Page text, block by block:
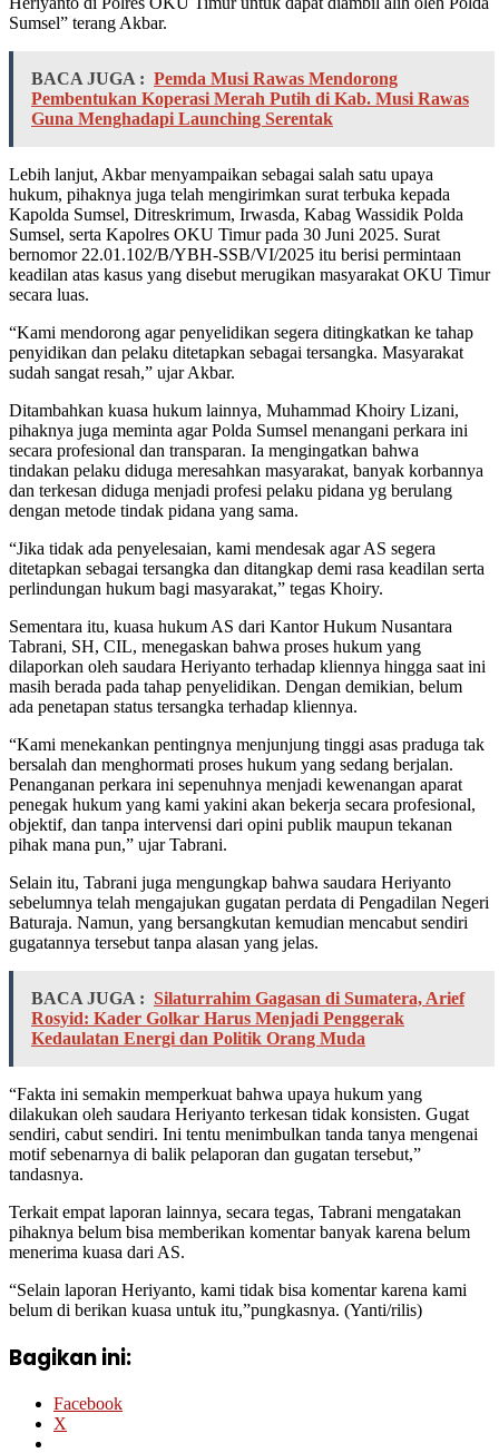
Sumsel” terang Akbar.
BACA JUGA : Pemda Musi Rawas Mendorong
Pembentukan Koperasi Merah Putih di Kab. Musi Rawas
Guna Menghadapi Launching Serentak
Lebih lanjut, Akbar menyampaikan sebagai salah satu upaya
hukum, pihaknya juga telah mengirimkan surat terbuka kepada
Kapolda Sumsel, Ditreskrimum, Irwasda, Kabag Wassidik Polda
Sumsel, serta Kapolres OKU Timur pada 30 Juni 2025. Surat
bernomor 22.01.102/B/YBH-SSB/VI/2025 itu berisi permintaan
keadilan atas kasus yang disebut merugikan masyarakat OKU Timur
secara luas.
“Kami mendorong agar penyelidikan segera ditingkatkan ke tahap
penyidikan dan pelaku ditetapkan sebagai tersangka. Masyarakat
sudah sangat resah,” ujar Akbar.
Ditambahkan kuasa hukum lainnya, Muhammad Khoiry Lizani,
pihaknya juga meminta agar Polda Sumsel menangani perkara ini
secara profesional dan transparan. Ia mengingatkan bahwa
tindakan pelaku diduga meresahkan masyarakat, banyak korbannya
dan terkesan diduga menjadi profesi pelaku pidana yg berulang
dengan metode tindak pidana yang sama.
“Jika tidak ada penyelesaian, kami mendesak agar AS segera
ditetapkan sebagai tersangka dan ditangkap demi rasa keadilan serta
perlindungan hukum bagi masyarakat,” tegas Khoiry.
Sementara itu, kuasa hukum AS dari Kantor Hukum Nusantara
Tabrani, SH, CIL, menegaskan bahwa proses hukum yang
dilaporkan oleh saudara Heriyanto terhadap kliennya hingga saat ini
masih berada pada tahap penyelidikan. Dengan demikian, belum
ada penetapan status tersangka terhadap kliennya.
“Kami menekankan pentingnya menjunjung tinggi asas praduga tak
bersalah dan menghormati proses hukum yang sedang berjalan.
Penanganan perkara ini sepenuhnya menjadi kewenangan aparat
penegak hukum yang kami yakini akan bekerja secara profesional,
objektif, dan tanpa intervensi dari opini publik maupun tekanan
pihak mana pun,” ujar Tabrani.
Selain itu, Tabrani juga mengungkap bahwa saudara Heriyanto
sebelumnya telah mengajukan gugatan perdata di Pengadilan Negeri
Baturaja. Namun, yang bersangkutan kemudian mencabut sendiri
gugatannya tersebut tanpa alasan yang jelas.
BACA JUGA : Silaturrahim Gagasan di Sumatera, Arief
Rosyid: Kader Golkar Harus Menjadi Penggerak
Kedaulatan Energi dan Politik Orang Muda
“Fakta ini semakin memperkuat bahwa upaya hukum yang
dilakukan oleh saudara Heriyanto terkesan tidak konsisten. Gugat
sendiri, cabut sendiri. Ini tentu menimbulkan tanda tanya mengenai
motif sebenarnya di balik pelaporan dan gugatan tersebut,”
tandasnya.
Terkait empat laporan lainnya, secara tegas, Tabrani mengatakan
pihaknya belum bisa memberikan komentar banyak karena belum
menerima kuasa dari AS.
“Selain laporan Heriyanto, kami tidak bisa komentar karena kami
belum di berikan kuasa untuk itu,”pungkasnya. (Yanti/rilis)
Bagikan ini:
Facebook
X